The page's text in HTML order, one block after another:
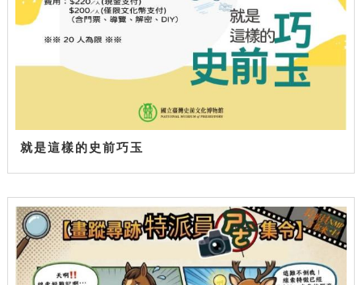
就是這樣的史前巧玉